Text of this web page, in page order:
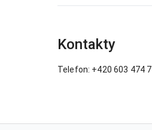
Kontakty
Telefon: +420 603 474